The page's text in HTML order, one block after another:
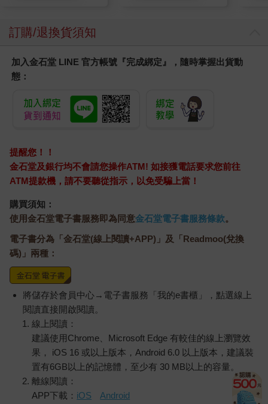
訂購/退換貨須知
加入金石堂 LINE 官方帳號『完成綁定』，隨時掌握出貨動
態：
提醒您！！
金石堂及銀行均不會請您操作ATM! 如接獲電話要求您前往
ATM提款機，請不要聽從指示，以免受騙上當！
購買須知：
使用金石堂電子書服務即為同意金石堂電子書服務條款。
電子書分為「金石堂(線上閱讀+APP)」及「Readmoo(兌換
碼)」兩種：
將儲存於會員中心→電子書服務「我的e書櫃」，點選線上
閱讀直接開啟閱讀。
線上閱讀：
建議使用Chrome、Microsoft Edge 有較佳的線上瀏覽效
果， iOS 16 或以上版本，Android 6.0 以上版本，建議裝
置有6GB以上的記憶體，至少有 30 MB以上的容量。
離線閱讀：
APP下載： iOS
Android